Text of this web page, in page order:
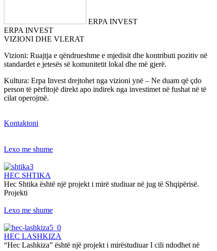
ERPA INVEST
ERPA INVEST
VIZIONI DHE VLERAT
Vizioni: Ruajtja e qëndrueshme e mjedisit dhe kontributi pozitiv në
standardet e jetesës së komunitetit lokal dhe më gjerë.
Kultura: Erpa Invest drejtohet nga vizioni ynë – Ne duam që çdo
person të përfitojë direkt apo indirek nga investimet në fushat në të
cilat operojmë.
Kontaktoni
Lexo me shume
HEC SHTIKA
Hec Shtika është një projekt i mirë studiuar në jug të Shqipërisë.
Projekti
Lexo me shume
HEC LASHKIZA
“Hec Lashkiza” është një projekt i mirëstudiuar I cili ndodhet në